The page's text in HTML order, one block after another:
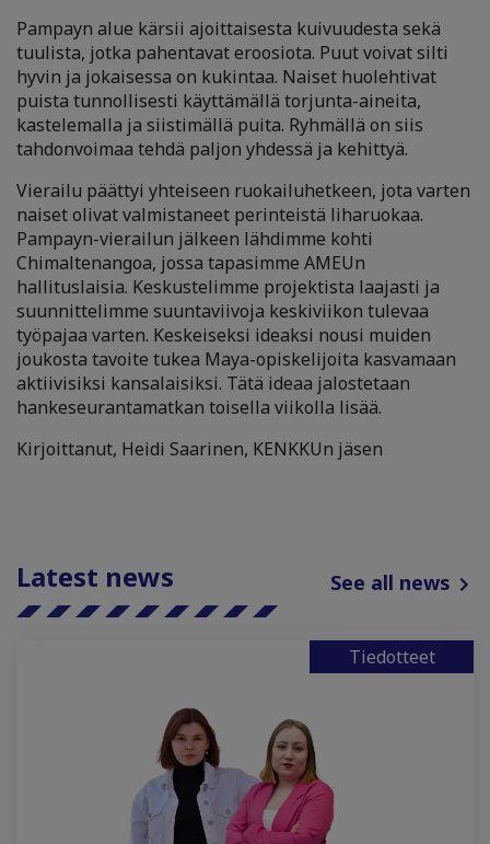
Pampayn alue kärsii ajoittaisesta kuivuudesta sekä
tuulista, jotka pahentavat eroosiota. Puut voivat silti
hyvin ja jokaisessa on kukintaa. Naiset huolehtivat
puista tunnollisesti käyttämällä torjunta-aineita,
kastelemalla ja siistimällä puita. Ryhmällä on siis
tahdonvoimaa tehdä paljon yhdessä ja kehittyä.
Vierailu päättyi yhteiseen ruokailuhetkeen, jota varten
naiset olivat valmistaneet perinteistä liharuokaa.
Pampayn-vierailun jälkeen lähdimme kohti
Chimaltenangoa, jossa tapasimme AMEUn
hallituslaisia. Keskustelimme projektista laajasti ja
suunnittelimme suuntaviivoja keskiviikon tulevaa
työpajaa varten. Keskeiseksi ideaksi nousi muiden
joukosta tavoite tukea Maya-opiskelijoita kasvamaan
aktiivisiksi kansalaisiksi. Tätä ideaa jalostetaan
hankeseurantamatkan toisella viikolla lisää.
Kirjoittanut, Heidi Saarinen, KENKKUn jäsen
Latest news See all news
Tiedotteet